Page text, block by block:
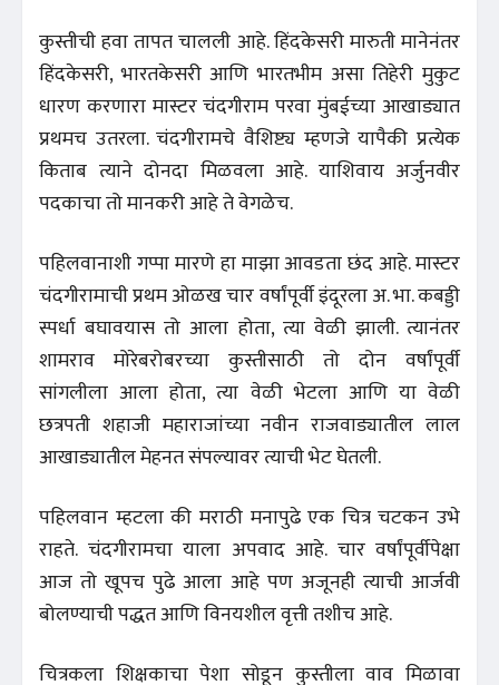
कुस्तीची हवा तापत चालली आहे. हिंदकेसरी मारुती मानेनंतर
हिंदकेसरी, भारतकेसरी आणि भारतभीम असा तिहेरी मुकुट
धारण करणारा मास्टर चंदगीराम परवा मुंबईच्या आखाड्यात
प्रथमच उतरला. चंदगीरामचे वैशिष्ट्य म्हणजे यापैकी प्रत्येक
किताब त्याने दोनदा मिळवला आहे. याशिवाय अर्जुनवीर
पदकाचा तो मानकरी आहे ते वेगळेच.
पहिलवानाशी गप्पा मारणे हा माझा आवडता छंद आहे. मास्टर
चंदगीरामाची प्रथम ओळख चार वर्षांपूर्वी इंदूरला अ. भा. कबड्डी
स्पर्धा बघावयास तो आला होता, त्या वेळी झाली. त्यानंतर
शामराव मोरेबरोबरच्या कुस्तीसाठी तो दोन वर्षांपूर्वी
सांगलीला आला होता, त्या वेळी भेटला आणि या वेळी
छत्रपती शहाजी महाराजांच्या नवीन राजवाड्यातील लाल
आखाड्यातील मेहनत संपल्यावर त्याची भेट घेतली.
पहिलवान म्हटला की मराठी मनापुढे एक चित्र चटकन उभे
राहते. चंदगीरामचा याला अपवाद आहे. चार वर्षांपूर्वीपेक्षा
आज तो खूपच पुढे आला आहे पण अजूनही त्याची आर्जवी
बोलण्याची पद्धत आणि विनयशील वृत्ती तशीच आहे.
चित्रकला शिक्षकाचा पेशा सोडून कुस्तीला वाव मिळावा